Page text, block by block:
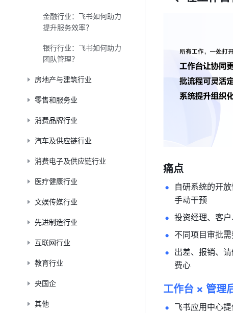
金融行业：飞书如何助力
提升服务效率？
银行行业：飞书如何助力
团队管理？
房地产与建筑行业
零售和服务业
消费品牌行业
汽车及供应链行业
消费电子及供应链行业
医疗健康行业
文娱传媒行业
先进制造行业
互联网行业
教育行业
央国企
其他
痛点
自研系统的开
手动干预
投资经理、客
不同项目审批
出差、报销、
费心
工作台 × 管理
飞书应用中心